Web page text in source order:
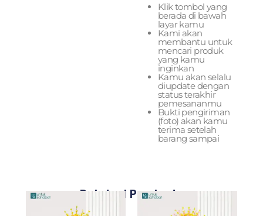
Klik tombol yang
berada di bawah
layar kamu
Kami akan
membantu untuk
mencari produk
yang kamu
inginkan
Kamu akan selalu
diupdate dengan
status terakhir
pemesananmu
Bukti pengiriman
(foto) akan kamu
terima setelah
barang sampai
Related Products